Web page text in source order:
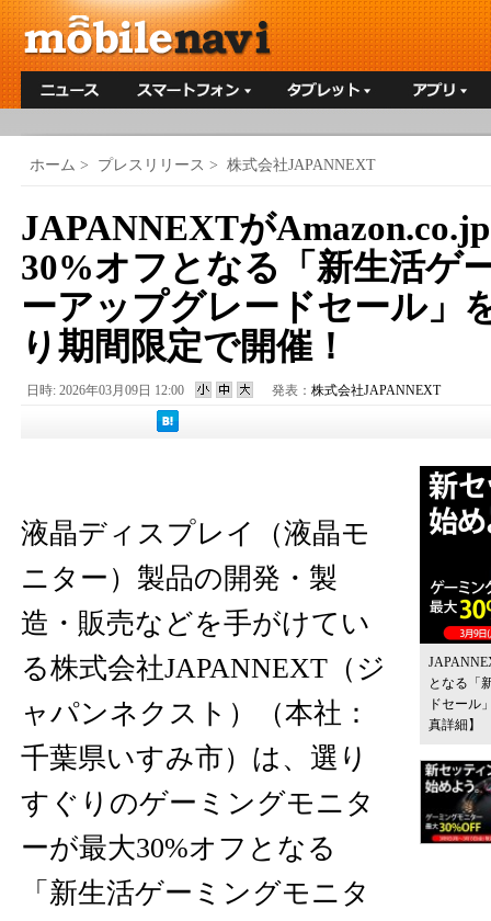
ホーム > プレスリリース > 株式会社JAPANNEXT
JAPANNEXTが
30%オフとなる「新生活ゲ
ーアップグレードセール」
り期間限定で開催！
日時: 2026年03月09日 12:00 発表： 株式会社JAPANNEXT
となる「
ドセール
真詳細】
液晶ディスプレイ（液晶モ
ニター）製品の開発・製
造・販売などを手がけてい
る株式会社JAPANNEXT（ジ
ャパンネクスト）（本社：
千葉県いすみ市）は、選り
すぐりのゲーミングモニタ
ーが最大30%オフとなる
「新生活ゲーミングモニタ